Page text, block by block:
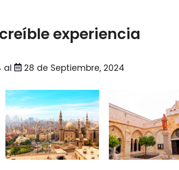
experiencia
al 28 de Septiembre, 2024